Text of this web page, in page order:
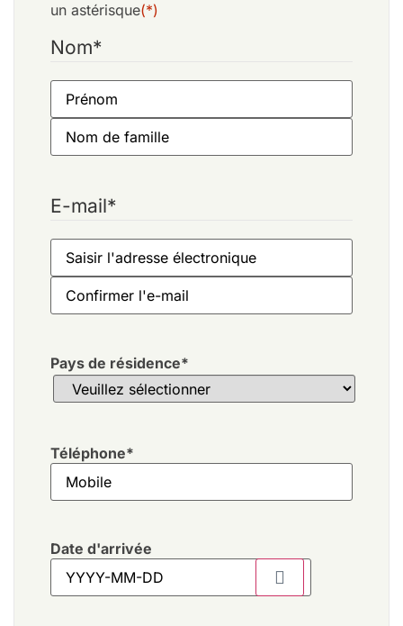
un astérisque(*)
Nom*
E-mail*
Pays de résidence*
Téléphone*
Date d'arrivée